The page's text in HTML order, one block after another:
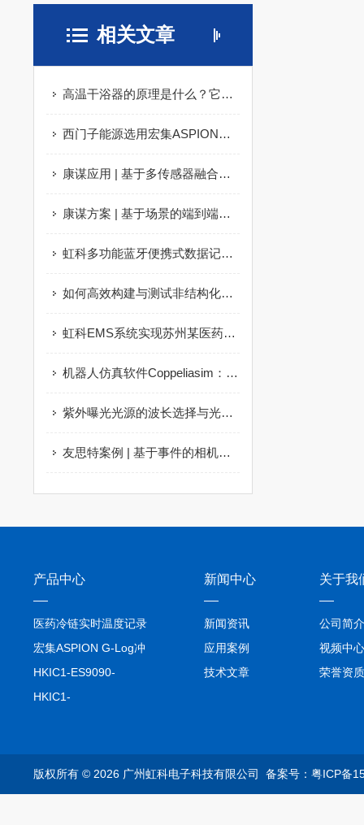
相关文章
高温干浴器的原理是什么？它有哪些特点？
西门子能源选用宏集ASPION冲击记录仪监测物流运输
康谋应用 | 基于多传感器融合的海洋数据采集系统
康谋方案 | 基于场景的端到端硬件在环（HiL）测试智能解决方案
虹科多功能蓝牙便携式数据记录仪——通过实时连接实现良好数据记录体验
如何高效构建与测试非结构化道路场景？
虹科EMS系统实现苏州某医药仓库温湿度自动监测100% GxP合规
机器人仿真软件Coppeliasim：简介、下载、安装和运行
紫外曝光光源的波长选择与光源功率对曝光效果的影响？
友思特案例 | 基于事件的相机优化科学和工业领域的流量分析
产品中心
医药冷链实时温度记录
仪TIVE Solo 5G
宏集ASPION G-Log冲
击记录仪
HKIC1-ES9090-
setA100/1000base-T1
HKIC1-
析仪
新闻中心
新闻资讯
应用案例
技术文章
关于我
公司简介
视频中心
荣誉资质
版权所有 © 2026 广州虹科电子科技有限公司 备案号：粤ICP备